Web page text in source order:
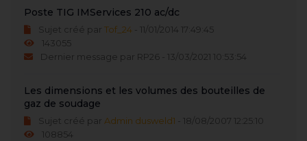
Poste TIG IMServices 210 ac/dc
Sujet créé par Tof_24 - 11/01/2014 17:49:45
143055
Dernier message par RP26 - 13/03/2021 10:53:54
Les dimensions et les volumes des bouteilles de
gaz de soudage
Sujet créé par Admin dusweld1 - 18/08/2007 12:25:10
108854